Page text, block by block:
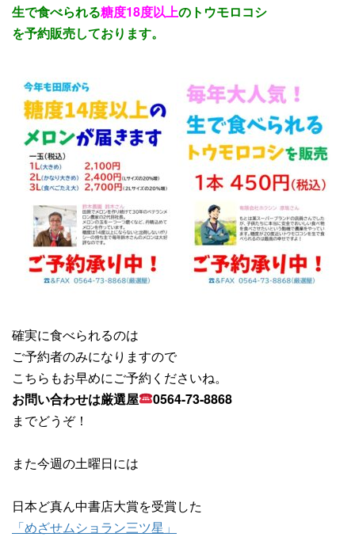
生で食べられる糖度18度以上のトウモロコシ
を予約販売しております。
確実に食べられるのは
ご予約者のみになりますので
こちらもお早めにご予約くださいね。
お問い合わせは厳選屋
0564-73-8868
までどうぞ！
また今週の土曜日には
日本ど真ん中書店大賞を受賞した
「めざせムショラン三ツ星」